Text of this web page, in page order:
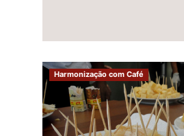
Harmonização com Café